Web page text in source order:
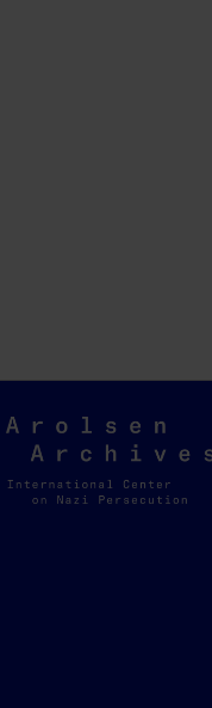
Arolsen
Archives